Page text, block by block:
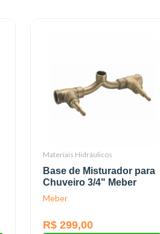
Materiais Hidráulicos
Base de Misturador para
Chuveiro 3/4" Meber
Meber
R$ 299,00